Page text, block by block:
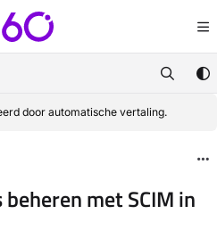
at:https://docs.document360.com/
before exploring further.
door automatische vertaling.
met SCIM in